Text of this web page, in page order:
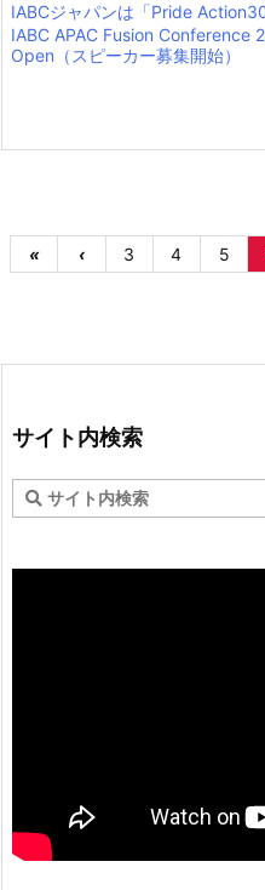
IABCジャパンは「Pride
IABC APAC Fusion Conference
Open（スピーカー募集開始）
« ‹ 3 4 5
サイト内検索